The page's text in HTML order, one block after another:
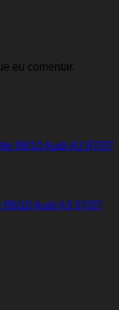
eu comentar.
10 Audi A3 97/07